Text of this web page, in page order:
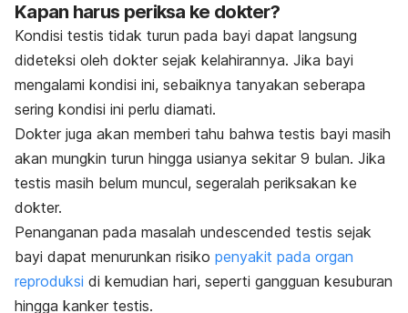
Kapan harus periksa ke dokter?
Kondisi testis tidak turun pada bayi dapat langsung
dideteksi oleh dokter sejak kelahirannya. Jika bayi
mengalami kondisi ini, sebaiknya tanyakan seberapa
sering kondisi ini perlu diamati.
Dokter juga akan memberi tahu bahwa testis bayi masih
akan mungkin turun hingga usianya sekitar 9 bulan. Jika
testis masih belum muncul, segeralah periksakan ke
dokter.
Penanganan pada masalah undescended testis sejak
bayi dapat menurunkan risiko penyakit pada organ
reproduksi di kemudian hari, seperti gangguan kesuburan
hingga kanker testis.